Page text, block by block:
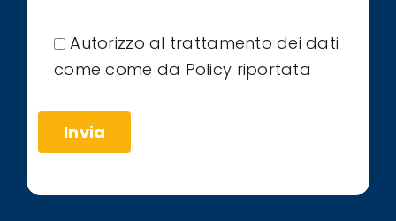
Autorizzo al trattamento dei dati
come come da Policy riportata